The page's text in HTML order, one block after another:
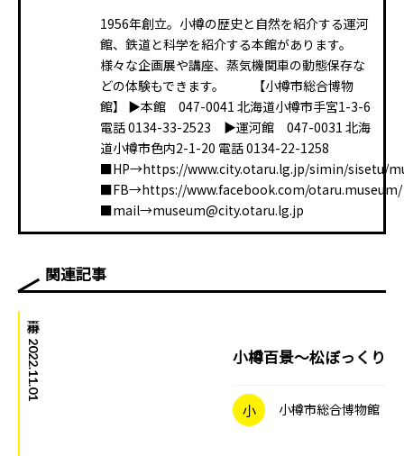
1956年創立。小樽の歴史と自然を紹介する運河
館、鉄道と科学を紹介する本館があります。
様々な企画展や講座、蒸気機関車の動態保存な
どの体験もできます。 【小樽市総合博物
館】 ▶本館 047-0041 北海道小樽市手宮1-3-6
電話 0134-33-2523 ▶運河館 047-0031 北海
道小樽市色内2-1-20 電話 0134-22-1258
■HP→https://www.city.otaru.lg.jp/simin/sisetu/
■FB→https://www.facebook.com/otaru.museum/
■mail→museum@city.otaru.lg.jp
関連記事
|
2022.11.01 小樽百景～松ぼっくり
小 小樽市総合博物館